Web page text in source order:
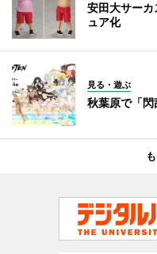
安田大サー
ュア化
見る・遊ぶ
秋葉原で「